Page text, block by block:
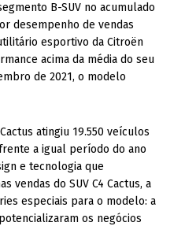
B-SUV no acumulado
desempenho de vendas
esportivo da Citroën
acima da média do seu
de 2021, o modelo
atingiu 19.550 veículos
a igual período do ano
e tecnologia que
vendas do SUV C4 Cactus, a
especiais para o modelo: a
os negócios